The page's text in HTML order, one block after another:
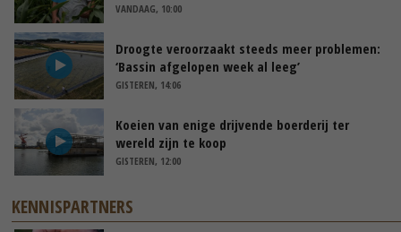
VANDAAG, 10:00
Droogte veroorzaakt steeds meer problemen:
‘Bassin afgelopen week al leeg’
GISTEREN, 14:06
Koeien van enige drijvende boerderij ter
wereld zijn te koop
GISTEREN, 12:00
KENNISPARTNERS